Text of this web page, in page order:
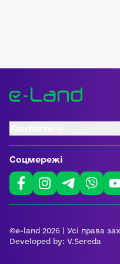
Соцмережі
©e-land 2026 | Усі права
Developed by: V.Sereda